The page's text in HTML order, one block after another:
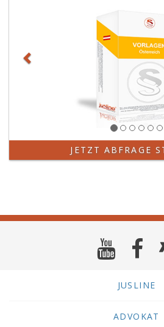
JETZT ABFRAGE
JUSLINE
ADVOKAT